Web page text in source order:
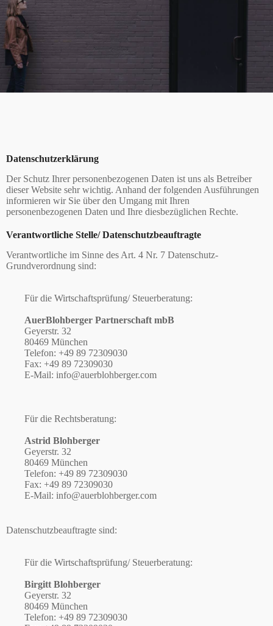
Datenschutzerklärung
Der Schutz Ihrer personenbezogenen Daten ist uns als Betreiber
dieser Website sehr wichtig. Anhand der folgenden Ausführungen
informieren wir Sie über den Umgang mit Ihren
personenbezogenen Daten und Ihre diesbezüglichen Rechte.
Verantwortliche Stelle/ Datenschutzbeauftragte
Verantwortliche im Sinne des Art. 4 Nr. 7 Datenschutz-
Grundverordnung sind:
Für die Wirtschaftsprüfung/ Steuerberatung:
AuerBlohberger Partnerschaft mbB
Geyerstr. 32
80469 München
Telefon: +49 89 72309030
Fax: +49 89 72309030
E-Mail: info@auerblohberger.com
Für die Rechtsberatung:
Astrid Blohberger
Geyerstr. 32
80469 München
Telefon: +49 89 72309030
Fax: +49 89 72309030
E-Mail: info@auerblohberger.com
Datenschutzbeauftragte sind:
Für die Wirtschaftsprüfung/ Steuerberatung:
Birgitt Blohberger
Geyerstr. 32
80469 München
Telefon: +49 89 72309030